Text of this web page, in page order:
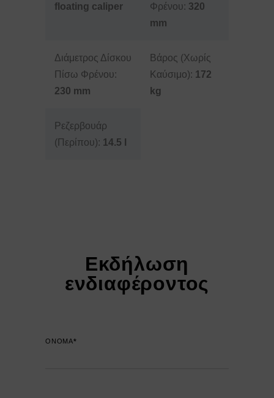
floating caliper Φρένου: 320
mm
Διάμετρος Δίσκου
Πίσω Φρένου:
230 mm
Βάρος (Χωρίς
Καύσιμο): 172
kg
Ρεζερβουάρ
(Περίπου): 14.5 l
Εκδήλωση
ενδιαφέροντος
ΟΝΟΜΑ*